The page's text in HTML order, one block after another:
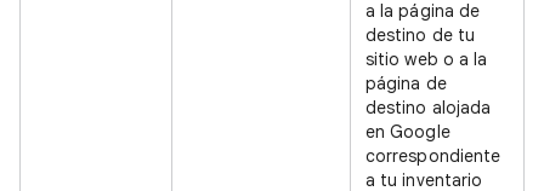
a la página de
destino de tu
sitio web o a la
página de
destino alojada
en Google
correspondiente
a tu inventario